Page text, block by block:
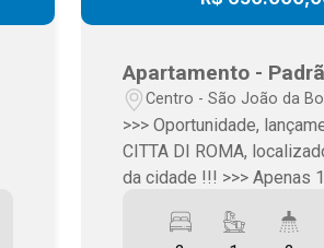
Apartamento -
Centro - São João da
>>> Oportunidade,
CITTA DI ROMA,
da cidade !!! >>> Apenas
>>> Garagem, sala